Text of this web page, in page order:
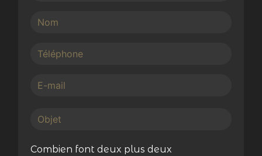
Combien font deux plus deux